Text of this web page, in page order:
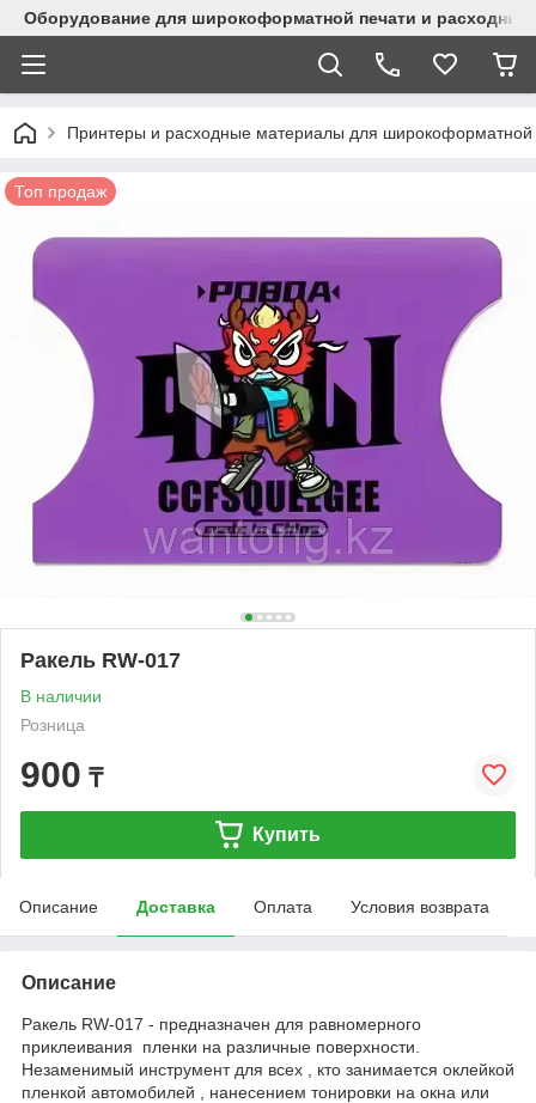
Оборудование для широкоформатной печати и
Принтеры и расходные материалы для широкоформатной
Топ продаж
Ракель RW-017
В наличии
Розница
900 ₸
Купить
Описание Доставка Оплата Условия возврата
Описание
Ракель RW-017 - предназначен для равномерного
приклеивания пленки на различные поверхности.
Незаменимый инструмент для всех , кто занимается оклейкой
пленкой автомобилей , нанесением тонировки на окна или